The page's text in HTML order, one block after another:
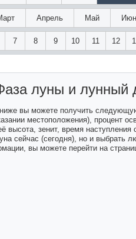
Апрель Май
7 8 9 10 11 12
луны и лунный
вы можете получить
местоположения), процент
высота, зенит, время
сейчас (сегодня), но и
вы можете перейти на